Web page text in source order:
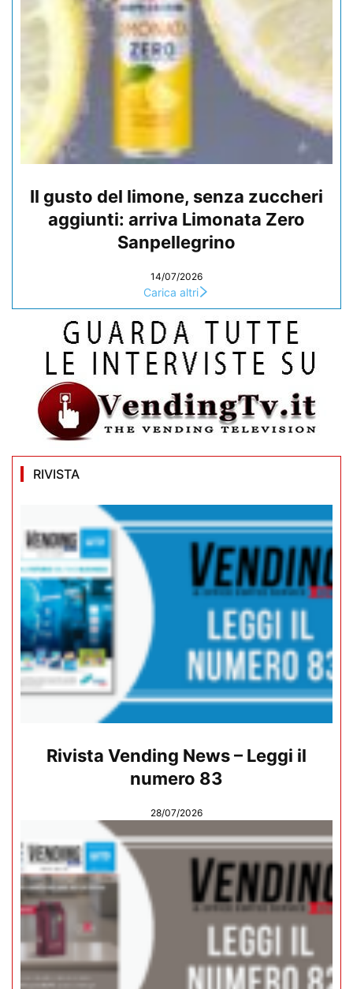
Il gusto del limone, senza zuccheri
aggiunti: arriva Limonata Zero
Sanpellegrino
14/07/2026
Carica altri
RIVISTA
Rivista Vending News – Leggi il
numero 83
28/07/2026